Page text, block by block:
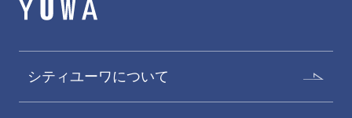
シティユーワについて